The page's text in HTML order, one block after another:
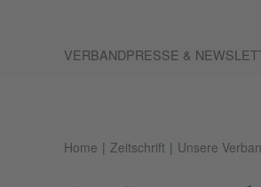
VERBANDPRESSE &
Home Zeitschrift Unsere